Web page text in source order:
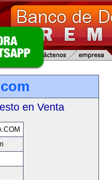
en Venta